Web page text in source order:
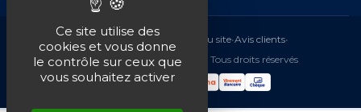
Mentions légales•CGV Plan du site•Avis clients•
© 2016-2026 EM Distribution - Tous droits réservés
Ce site utilise des
cookies et vous donne
le contrôle sur ceux que
vous souhaitez activer